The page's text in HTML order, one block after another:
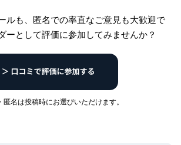
ルも、匿名での率直なご意見も大歓迎で
ーとして評価に参加してみませんか？
名は投稿時にお選びいただけます。